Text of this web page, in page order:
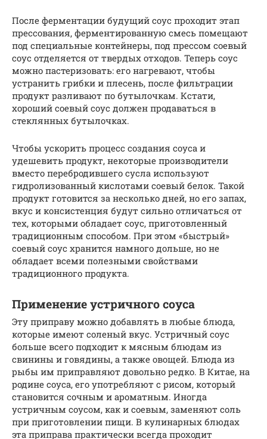
После ферментации будущий соус проходит этап
прессования, ферментированную смесь помещают
под специальные контейнеры, под прессом соевый
соус отделяется от твердых отходов. Теперь соус
можно пастеризовать: его нагревают, чтобы
устранить грибки и плесень, после фильтрации
продукт разливают по бутылочкам. Кстати,
хороший соевый соус должен продаваться в
стеклянных бутылочках.
Чтобы ускорить процесс создания соуса и
удешевить продукт, некоторые производители
вместо перебродившего сусла используют
гидролизованный кислотами соевый белок. Такой
продукт готовится за несколько дней, но его запах,
вкус и консистенция будут сильно отличаться от
тех, которыми обладает соус, приготовленный
традиционным способом. При этом «быстрый»
соевый соус хранится намного дольше, но не
обладает всеми полезными свойствами
традиционного продукта.
Применение устричного соуса
Эту приправу можно добавлять в любые блюда,
которые имеют соленый вкус. Устричный соус
больше всего подходит к мясным блюдам из
свинины и говядины, а также овощей. Блюда из
рыбы им приправляют довольно редко. В Китае, на
родине соуса, его употребляют с рисом, который
становится сочным и ароматным. Иногда
устричным соусом, как и соевым, заменяют соль
при приготовлении пищи. В кулинарных блюдах
эта приправа практически всегда проходит